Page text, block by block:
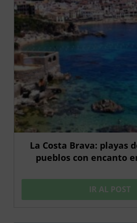
La Costa Brava: playas
pueblos con encanto
IR AL POST